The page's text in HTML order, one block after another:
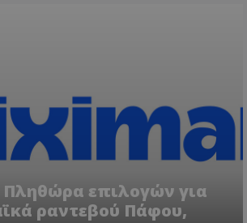
επιλογών για
ραντεβού Πάφου,